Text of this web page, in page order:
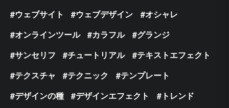
ウェブサイト
ウェブデザイン
オシャレ
オンラインツール
カラフル
グランジ
サンセリフ
チュートリアル
テキストエフェクト
テクスチャ
テクニック
テンプレート
デザインの種
デザインエフェクト
トレンド